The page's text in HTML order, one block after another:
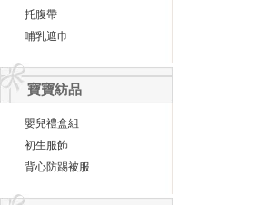
托腹帶
哺乳遮巾
寶寶紡品
嬰兒禮盒組
初生服飾
背心防踢被服